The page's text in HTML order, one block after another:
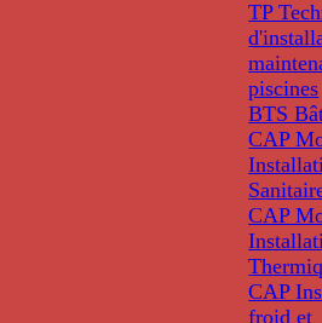
TP
piscines
BTS
CAP
CAP
CAP
froid et